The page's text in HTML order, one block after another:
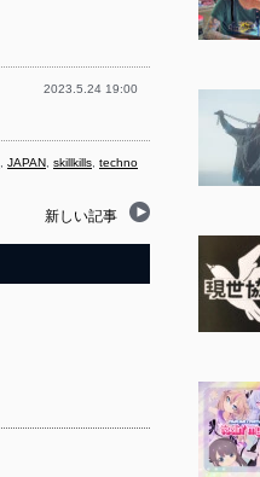
2023.5.24 19:00
, JAPAN, skillkills, techno
新しい記事